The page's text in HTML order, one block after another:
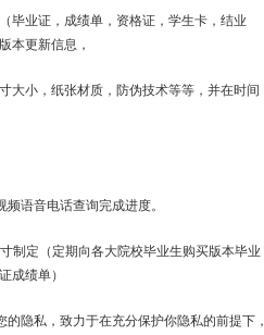
毕业证，成绩单，资格证，学生卡，结业
本更新信息，
大小，纸张材质，防伪技术等等，并在时间
语音电话查询完成进度。
制定（定期向各大院校毕业生购买版本毕业
成绩单）
隐私，致力于在充分保护你隐私的前提下，